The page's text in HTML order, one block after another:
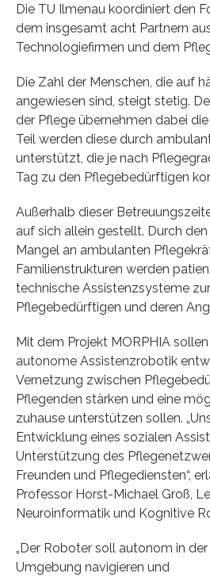
Die TU Ilmenau koordiniert den
dem insgesamt acht Partnern
Technologiefirmen und dem
Die Zahl der Menschen, die auf
angewiesen sind, steigt stetig.
der Pflege übernehmen dabei
Teil werden diese durch
unterstützt, die je nach
Tag zu den Pflegebedürftigen
Außerhalb dieser
auf sich allein gestellt. Durch
Mangel an ambulanten
Familienstrukturen werden
technische Assistenzsysteme
Pflegebedürftigen und deren
Mit dem Projekt MORPHIA
autonome Assistenzrobotik
Vernetzung zwischen
Pflegenden stärken und eine
zuhause unterstützen sollen.
Entwicklung eines sozialen
Unterstützung des
Freunden und Pflegediensten“,
Professor Horst-Michael Groß,
Neuroinformatik und Kognitive
„Der Roboter soll autonom in
Umgebung navigieren und